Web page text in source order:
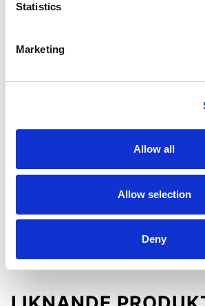
Statistics
Marketing
Allow all
Allow selection
Deny
Nya favorit tishan!
Hög kvalitet och snabb leverans!
Dela